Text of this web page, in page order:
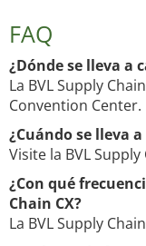
FAQ
¿Dónde se lleva a
La BVL Supply
Convention Center.
¿Cuándo se lleva
Visite la BVL Supply
¿Con qué
Chain CX?
La BVL Supply